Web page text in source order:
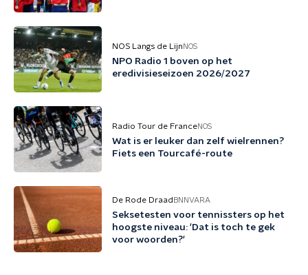
NOS Langs de Lijn NOS
NPO Radio 1 boven op het
eredivisieseizoen 2026/2027
Radio Tour de FranceNOS
Wat is er leuker dan zelf wielrennen?
Fiets een Tourcafé-route
De Rode Draad BNNVARA
Seksetesten voor tennissters op het
hoogste niveau: 'Dat is toch te gek
voor woorden?'